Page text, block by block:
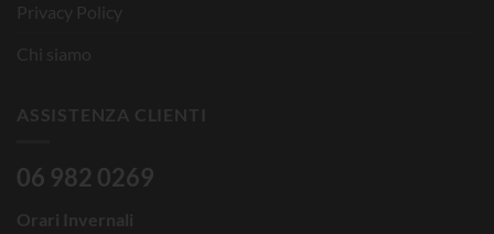
Privacy Policy
Chi siamo
ASSISTENZA CLIENTI
06 982 0269
Orari Invernali